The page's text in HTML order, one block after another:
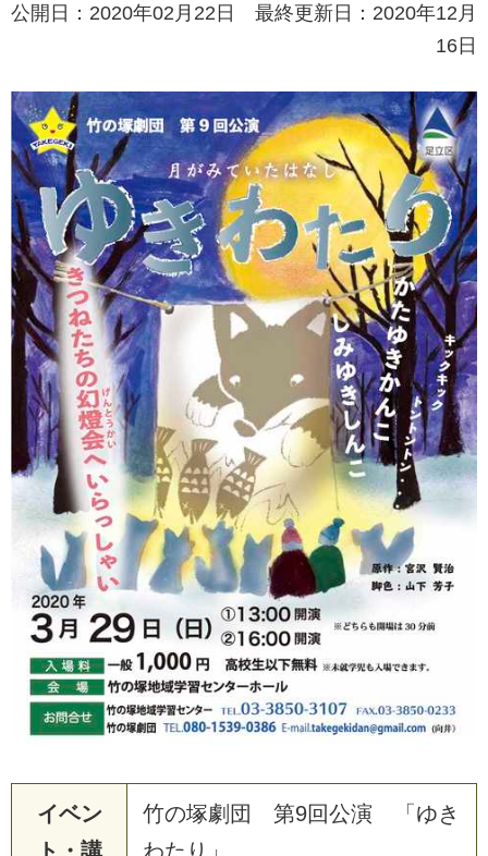
公開日：2020年02月22日 最終更新日：2020年12月
16日
イベン
ト・講
竹の塚劇団 第9回公演 「ゆき
わたり」